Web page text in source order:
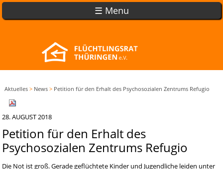
☰ Menu
Aktuelles > News > Petition für den Erhalt des Psychosozialen Zentrums Refugio
28. AUGUST 2018
Petition für den Erhalt des
Psychosozialen Zentrums Refugio
Die Not ist groß. Gerade geflüchtete Kinder und Jugendliche leiden unter